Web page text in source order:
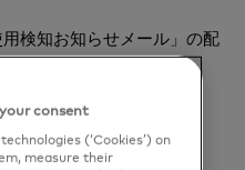
検知お知らせメール」の配
ンテナンスのお知らせ
consent
(‘Cookies’) on
measure their